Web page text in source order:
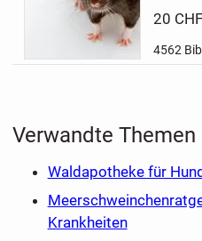
auch
20 CHF
4562
Verwandte Themen
Waldapotheke für
Krankheiten